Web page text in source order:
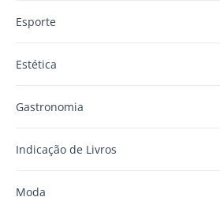
Esporte
Estética
Gastronomia
Indicação de Livros
Moda